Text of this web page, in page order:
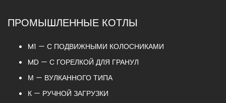
ПРОМЫШЛЕННЫЕ КОТЛЫ
M1 — С ПОДВИЖНЫМИ КОЛОСНИКАМИ
MD — С ГОРЕЛКОЙ ДЛЯ ГРАНУЛ
М — ВУЛКАННОГО ТИПА
К — РУЧНОЙ ЗАГРУЗКИ